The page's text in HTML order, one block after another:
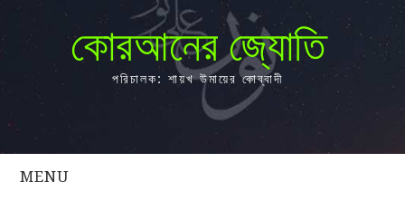
কোরআনের জ্যোতি
পরিচালক: শায়খ উমায়ের কোব্বাদী
MENU
সকল